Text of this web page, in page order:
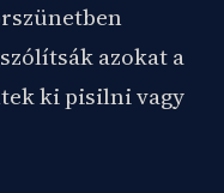
azokat a
ki pisilni vagy